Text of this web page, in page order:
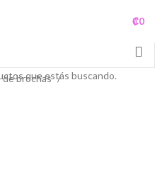
₡0
de brochas
que estás buscando.